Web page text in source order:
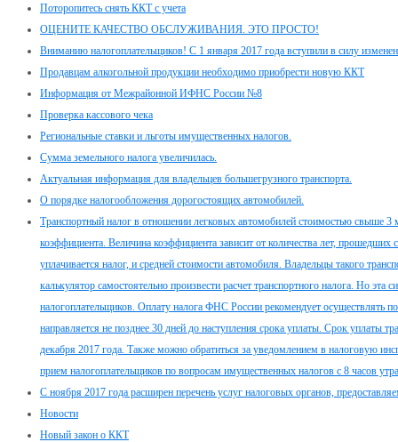
Поторопитесь снять ККТ с учета
ОЦЕНИТЕ КАЧЕСТВО ОБСЛУЖИВАНИЯ. ЭТО ПРОСТО!
Вниманию налогоплательщиков! С 1 января 2017 года вступили в силу
Продавцам алкогольной продукции необходимо приобрести новую ККТ
Информация от Межрайонной ИФНС России №8
Проверка кассового чека
Региональные ставки и льготы имущественных налогов.
Сумма земельного налога увеличилась.
Актуальная информация для владельцев большегрузного транспорта.
О порядке налогообложения дорогостоящих автомобилей.
Транспортный налог в отношении легковых автомобилей стоимостью свыше
коэффициента. Величина коэффициента зависит от количества лет, прошедших
уплачивается налог, и средней стоимости автомобиля. Владельцы такого
калькулятор самостоятельно произвести расчет транспортного налога. Но эта
налогоплательщиков. Оплату налога ФНС России рекомендует осуществлять
направляется не позднее 30 дней до наступления срока уплаты. Срок уплаты
декабря 2017 года. Также можно обратиться за уведомлением в налоговую
прием налогоплательщиков по вопросам имущественных налогов с 8 часов
С ноября 2017 года расширен перечень услуг налоговых органов,
Новости
Новый закон о ККТ